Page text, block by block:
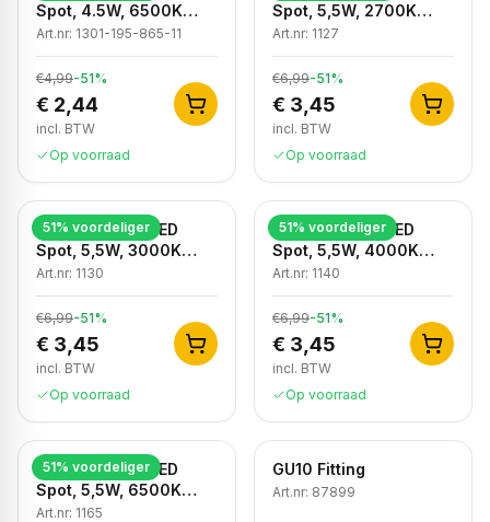
Spot, 4.5W, 6500K
Koud Wit, IP20
Art.nr: 1301-195-865-11
€4,99-51%
€ 2,44
incl. BTW
Op voorraad
Spot, 5,5W, 2700K
Warm Wit, IP20
Art.nr: 1127
€6,99-51%
€ 3,45
incl. BTW
Op voorraad
51% voordeliger
Dimbare GU10 LED
Spot, 5,5W, 3000K
Warm Wit, IP20
Art.nr: 1130
€6,99-51%
€ 3,45
incl. BTW
Op voorraad
51% voordeliger
Dimbare GU10 LED
Spot, 5,5W, 4000K
Neutraal Wit, IP20
Art.nr: 1140
€6,99-51%
€ 3,45
incl. BTW
Op voorraad
51% voordeliger
Dimbare GU10 LED
Spot, 5,5W, 6500K
Koud Wit, IP20
Art.nr: 1165
GU10 Fitting
Art.nr: 87899